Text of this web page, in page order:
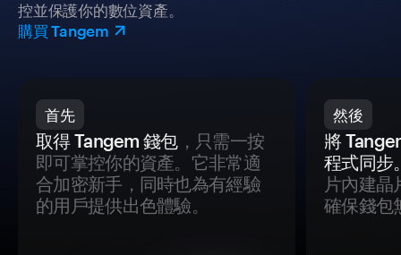
控並保護你的數位資產。
購買 Tangem
首先
取得 Tangem 錢包，只需一按
即可掌控你的資產。它非常適
合加密新手，同時也為有經驗
的用戶提供出色體驗。
然後
將
程式同步
片內建晶
確保錢包